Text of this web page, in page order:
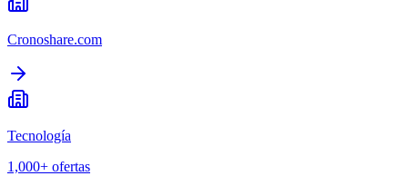
Cronoshare.com
Tecnología
1,000+ ofertas